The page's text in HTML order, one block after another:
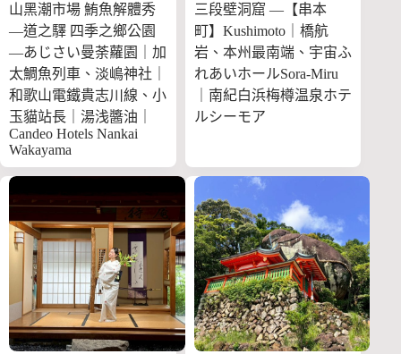
山黑潮市場 鮪魚解體秀
—道之驛 四季之鄉公園
—あじさい曼荼蘿園｜加
太鯛魚列車、淡嶋神社｜
和歌山電鐵貴志川線、小
玉貓站長｜湯浅醬油｜
Candeo Hotels Nankai
Wakayama
三段壁洞窟 —【串本
町】Kushimoto｜橋航
岩、本州最南端、宇宙ふ
れあいホールSora-Miru
｜南紀白浜梅樽温泉ホテ
ルシーモア